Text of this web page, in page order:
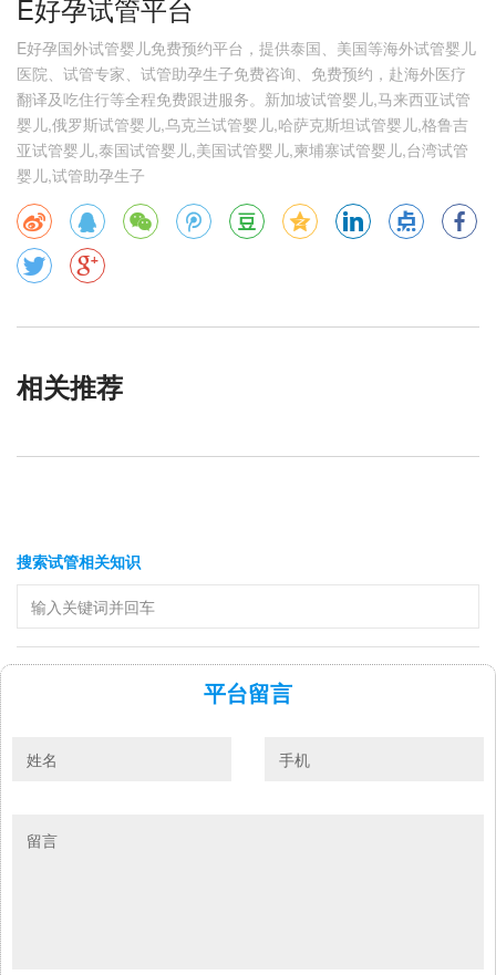
E好孕试管平台
E好孕国外试管婴儿免费预约平台，提供泰国、美国等海外试管婴儿
医院、试管专家、试管助孕生子免费咨询、免费预约，赴海外医疗
翻译及吃住行等全程免费跟进服务。新加坡试管婴儿,马来西亚试管
婴儿,俄罗斯试管婴儿,乌克兰试管婴儿,哈萨克斯坦试管婴儿,格鲁吉
亚试管婴儿,泰国试管婴儿,美国试管婴儿,柬埔寨试管婴儿,台湾试管
婴儿,试管助孕生子
相关推荐
搜索试管相关知识
平台留言